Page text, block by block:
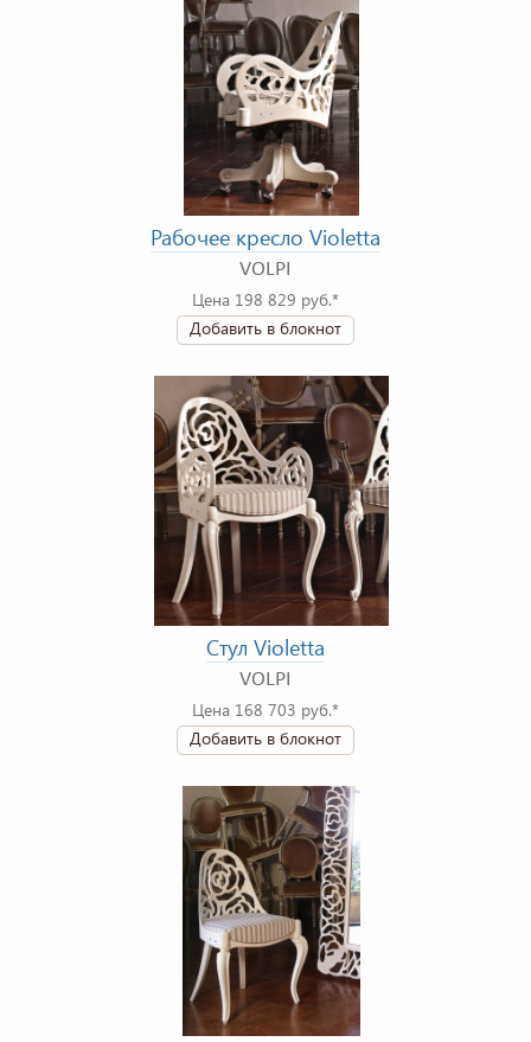
Рабочее кресло Violetta
VOLPI
Цена 198 829 руб.*
Добавить в блокнот
Стул Violetta
VOLPI
Цена 168 703 руб.*
Добавить в блокнот